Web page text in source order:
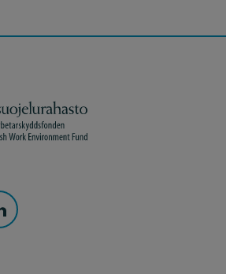
kohteessa: YouTube
kohteessa:
Työsuojelurahasto kohteessa: